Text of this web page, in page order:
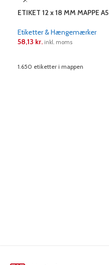
ETIKET 12 x 18 MM MAPPE A5
Etiketter & Hængemærker
58,13 kr. inkl. moms
1.650 etiketter i mappen